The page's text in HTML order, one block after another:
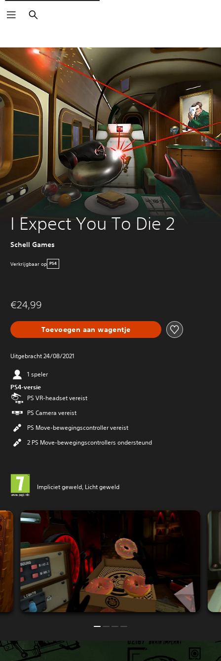
Zoeken
I Expect You To Die 2
Schell Games
Verkrijgbaar op PS4
€24,99
Toevoegen aan wagentje
Uitgebracht 24/08/2021
1 speler
PS4-versie
PS VR-headset vereist
PS Camera vereist
PS Move-bewegingscontroller vereist
2 PS Move-bewegingscontrollers ondersteund
Impliciet geweld, Licht geweld